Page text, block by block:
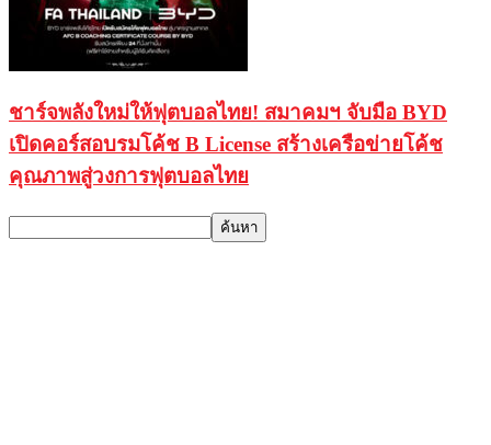
ชาร์จพลังใหม่ให้ฟุตบอลไทย! สมาคมฯ จับมือ BYD
เปิดคอร์สอบรมโค้ช B License สร้างเครือข่ายโค้ช
คุณภาพสู่วงการฟุตบอลไทย